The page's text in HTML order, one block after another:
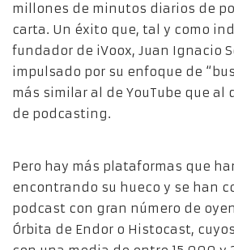
millones de minutos diarios de
carta. Un éxito que, tal y como
fundador de iVoox, Juan Ignacio
impulsado por su enfoque de
más similar al de YouTube que al
de podcasting.
Pero hay más plataformas que
encontrando su hueco y se han
podcast con gran número de
Órbita de Endor o Histocast,